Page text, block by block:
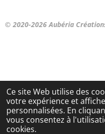
Ce site Web utilise des
votre expérience et
personnalisées. En
vous consentez à
cookies.
k
a
© 2020-2026 Aubéria